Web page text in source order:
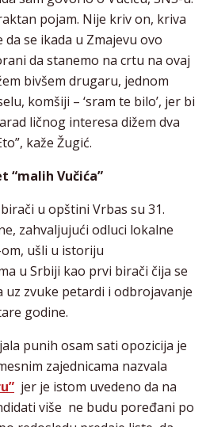
pojam. Nije kriv on, kriva
da se ikada u Zmajevu ovo
da stanemo na crtu na ovaj
bivšem drugaru, jednom
komšiji – ‘sram te bilo’, jer bi
ličnog interesa dižem dva
kaže Žugić.
“malih Vučića”
u opštini Vrbas su 31.
zahvaljujući odluci lokalne
ušli u istoriju
u Srbiji kao prvi birači čija se
uz zvuke petardi i odbrojavanje
godine.
punih osam sati opozicija je
zajednicama nazvala
jer je istom uvedeno da na
više ne budu poređani po